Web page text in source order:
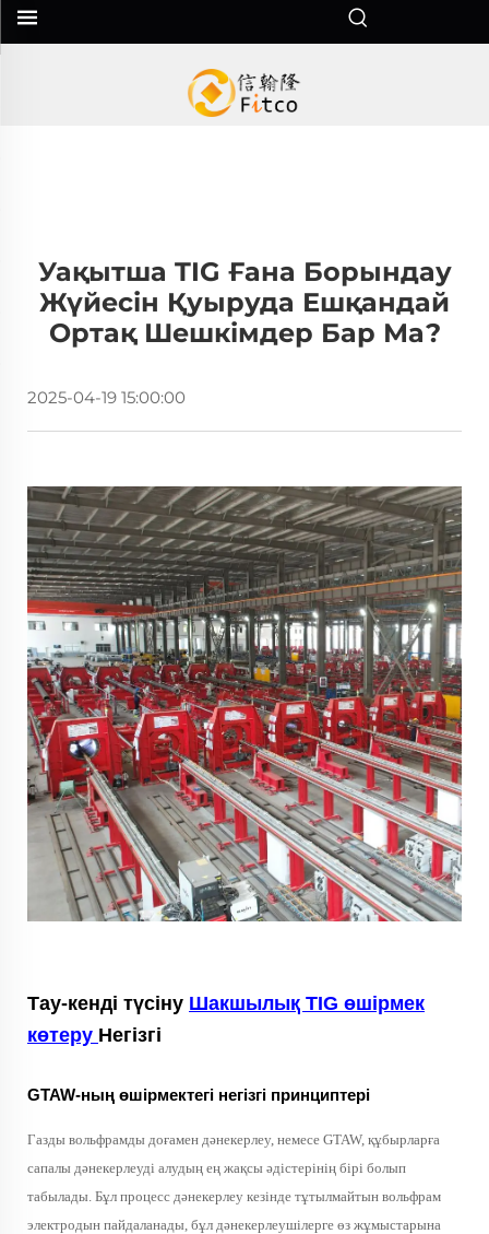
Уақытша TIG Ғана Борындау
Жүйесін Қуыруда Ешқандай
Ортақ Шешкімдер Бар Ма?
2025-04-19 15:00:00
Тау-кенді түсіну Шакшылық TIG өшірмек
көтеру Негізгі
GTAW-ның өшірмектегі негізгі принциптері
Газды вольфрамды доғамен дәнекерлеу, немесе GTAW, құбырларға
сапалы дәнекерлеуді алудың ең жақсы әдістерінің бірі болып
табылады. Бұл процесс дәнекерлеу кезінде тұтылмайтын вольфрам
электродын пайдаланады, бұл дәнекерлеушілерге өз жұмыстарына